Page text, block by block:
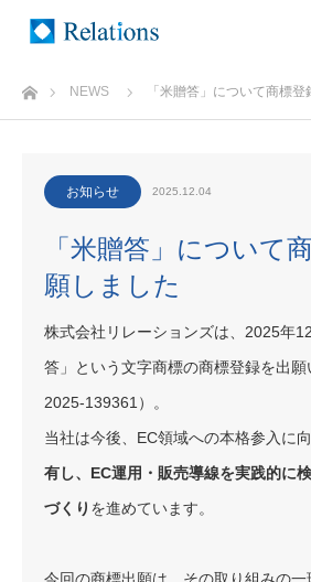
ホームNEWS 「米贈答」について商標
お知らせ 2025.12.04
「米贈答」について
願しました
株式会社リレーションズは、2025年
答」という文字商標の商標登録を出
2025-139361）。
当社は今後、EC領域への本格参入に向
有し、EC運用・販売導線を実践的に
づくり を進めています。